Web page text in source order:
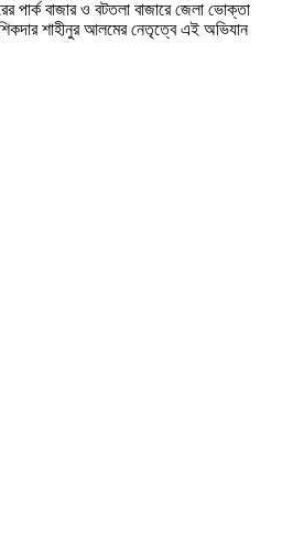
পার্ক বাজার ও বটতলা বাজারে জেলা ভোক্তা
শাহীনুর আলমের নেতৃত্বে এই অভিযান